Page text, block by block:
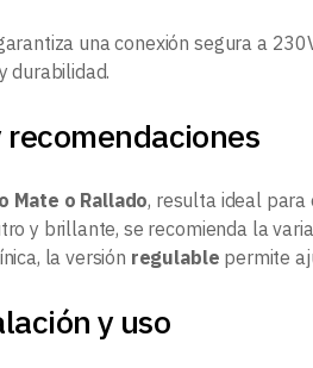
una conexión segura a
durabilidad.
recomendaciones
Mate o Rallado, resulta ideal para
y brillante, se recomienda la
la versión regulable permite
y uso